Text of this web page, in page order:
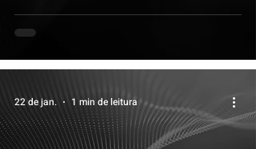
22 de jan. 1 min de leitura